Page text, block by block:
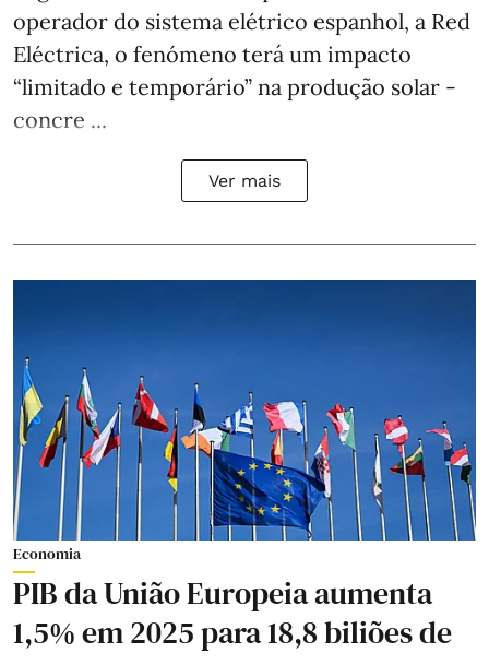
operador do sistema elétrico espanhol, a Red
Eléctrica, o fenómeno terá um impacto
“limitado e temporário” na produção solar -
concre ...
Ver mais
Economia
PIB da União Europeia aumenta
1,5% em 2025 para 18,8 biliões de